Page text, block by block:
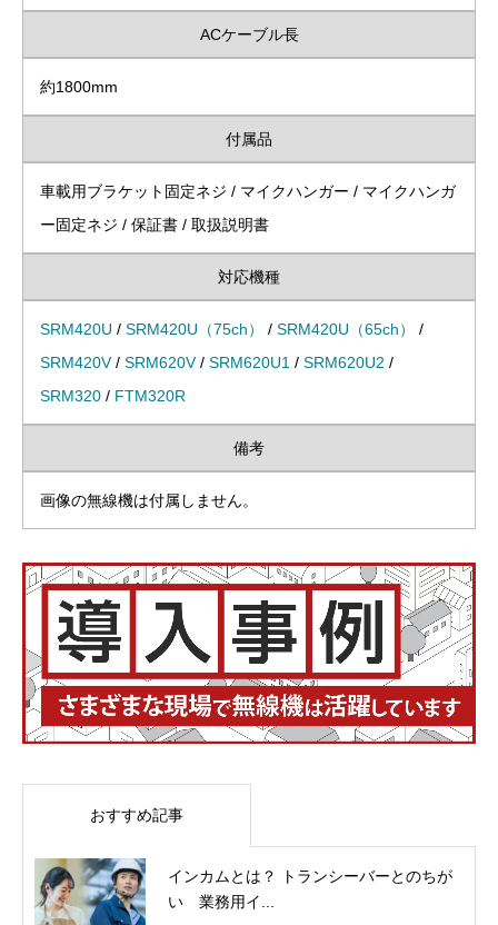
ACケーブル長
約1800mm
付属品
車載用ブラケット固定ネジ / マイクハンガー / マイクハンガ
ー固定ネジ / 保証書 / 取扱説明書
対応機種
SRM420U / SRM420U（75ch） / SRM420U（65ch）
/
SRM420V/ SRM620V/ SRM620U1 / SRM620U2 /
SRM320 / FTM320R
備考
画像の無線機は付属しません。
おすすめ記事
インカムとは？ トランシーバーとのちが
い 業務用イ...